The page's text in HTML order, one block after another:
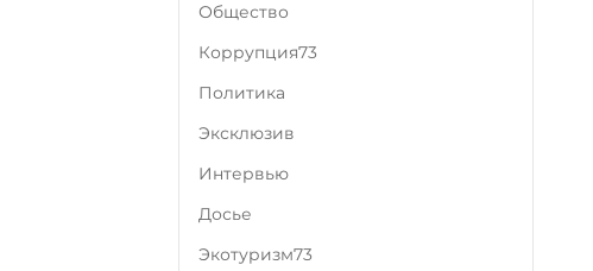
Общество
Коррупция73
Политика
Эксклюзив
Интервью
Досье
Экотуризм73